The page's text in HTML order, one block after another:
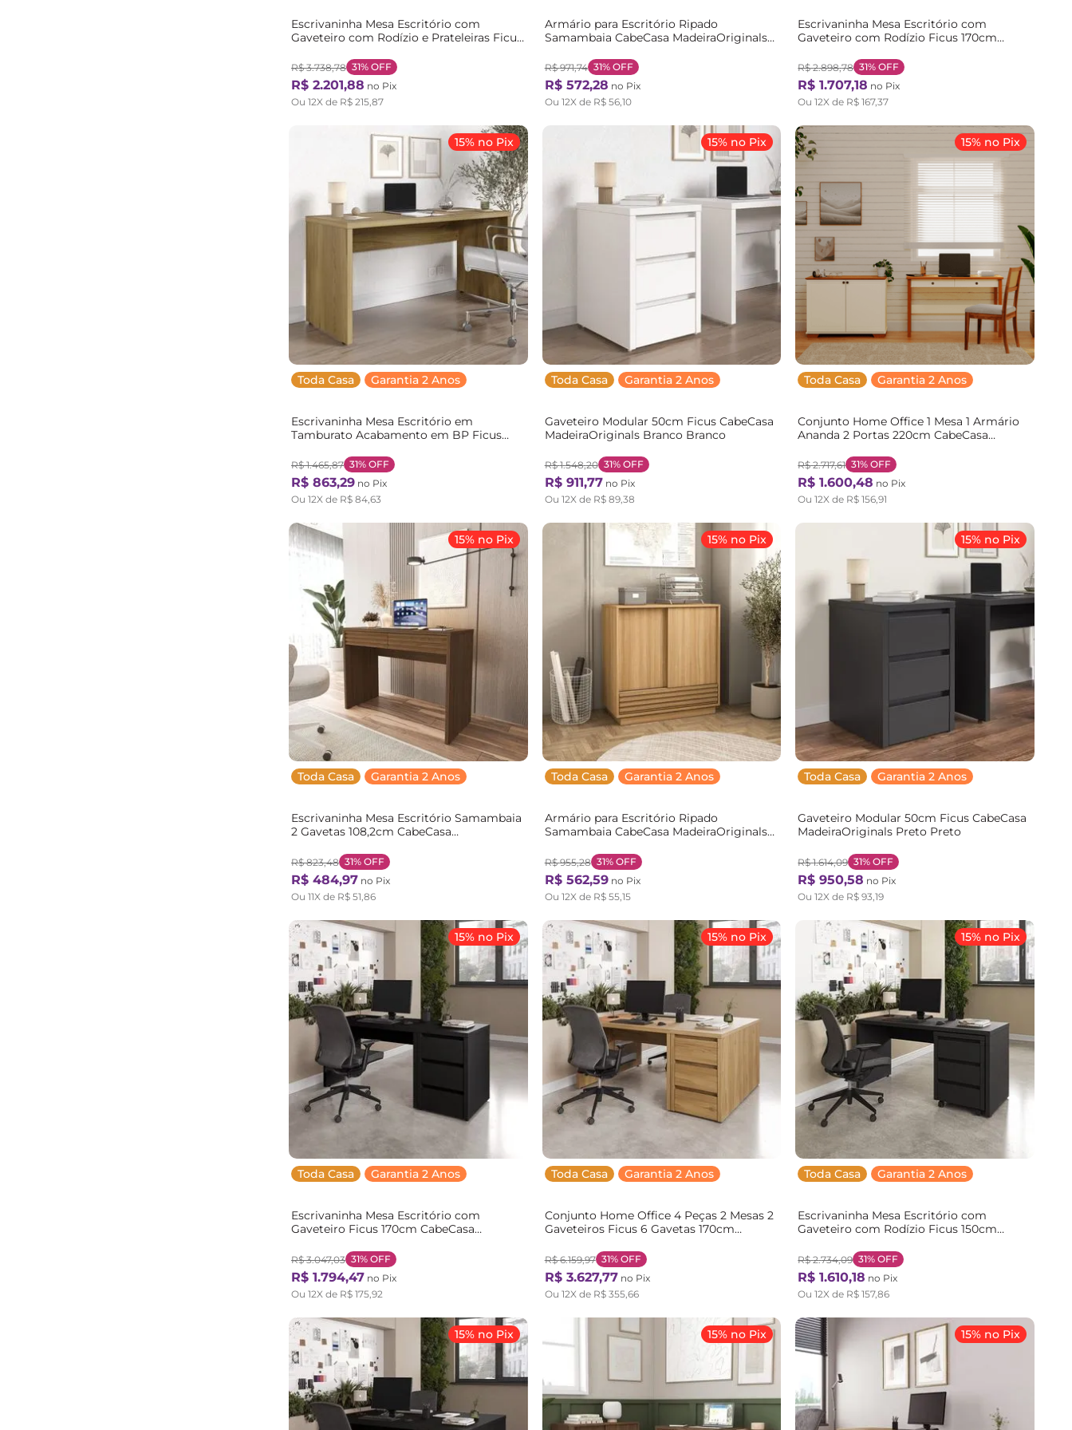
Escrivaninha Mesa Escritório com
Gaveteiro com Rodízio e Prateleiras Ficus
Preto
R$ 3.738,78 31% OFF
R$ 2.201,88 no Pix
Ou 12X de R$ 215,87
Armário para Escritório Ripado
Samambaia CabeCasa MadeiraOriginals
R$ 971,74 31%OFF
R$ 572,28 no Pix
Ou 12X de R$ 56,10
Escrivaninha Mesa Escritório com
Gaveteiro com Rodízio Ficus 170cm
Branco
R$ 2.898,78 31% OFF
R$ 1.707,18 no Pix
Ou12X de R$ 167,37
Toda Casa Garantia 2 Anos
15% no Pix
Escrivaninha Mesa Escritório em
Tamburato Acabamento em BP Ficus
Marrom Rovere
R$ 1.465,87 31% OFF
R$ 863,29 no Pix
Ou 12X de R$ 84,63
Toda Casa Garantia 2 Anos
15% no Pix
Gaveteiro Modular 50cm Ficus CabeCasa
MadeiraOriginals Branco Branco
R$ 1.548,20 31%OFF
R$ 911,77no Pix
Ou 12X de R$ 89,38
Toda Casa Garantia 2 Anos
15% no Pix
Conjunto Home Office 1 Mesa 1 Armário
Ananda 2 Portas 220cm CabeCasa
Off White/Mel
R$ 2.717,61 31% OFF
R$ 1.600,48 no Pix
Ou12X de R$ 156,91
Toda Casa Garantia 2 Anos
15% no Pix
Escrivaninha Mesa Escritório Samambaia
2 Gavetas 108,2cm CabeCasa
R$ 823,48 31% OFF
R$ 484,97 no Pix
Ou 11X de R$ 51,86
Toda Casa Garantia 2 Anos
15% no Pix
Armário para Escritório Ripado
Samambaia CabeCasa MadeiraOriginals
R$ 955,28 31%OFF
R$ 562,59no Pix
Ou 12X de R$ 55,15
Toda Casa Garantia 2 Anos
15% no Pix
Gaveteiro Modular 50cm Ficus CabeCasa
MadeiraOriginals Preto Preto
R$ 1.614,09 31% OFF
R$ 950,58 no Pix
Ou12X de R$ 93,19
Toda Casa Garantia 2 Anos
15% no Pix
Escrivaninha Mesa Escritório com
Gaveteiro Ficus 170cm CabeCasa
R$ 3.047,03 31% OFF
R$ 1.794,47 no Pix
Ou 12X de R$ 175,92
Toda Casa Garantia 2 Anos
15% no Pix
Conjunto Home Office 4 Peças 2 Mesas 2
Gaveteiros Ficus 6 Gavetas 170cm
Marrom Rovere
R$ 6.159,97 31%OFF
R$ 3.627,77no Pix
Ou 12X de R$ 355,66
Toda Casa Garantia 2 Anos
15% no Pix
Escrivaninha Mesa Escritório com
Gaveteiro com Rodízio Ficus 150cm
R$ 2.734,09 31% OFF
R$ 1.610,18 no Pix
Ou12X de R$ 157,86
15% no Pix 15% no Pix 15% no Pix